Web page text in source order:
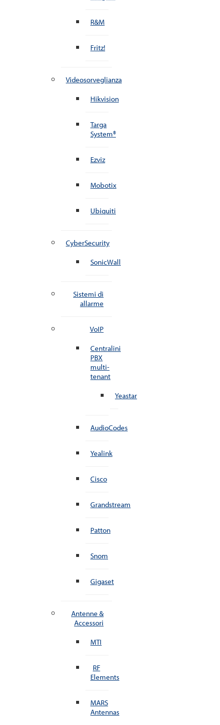
R&M
Fritz!
Videosorveglianza
Hikvision
Targa
System®
Ezviz
Mobotix
Ubiquiti
CyberSecurity
SonicWall
Sistemi di
allarme
VoIP
Centralini
PBX
multi-
tenant
Yeastar
AudioCodes
Yealink
Cisco
Grandstream
Patton
Snom
Gigaset
Antenne &
Accessori
MTI
RF
Elements
MARS
Antennas